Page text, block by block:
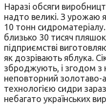
Наразі обсяги
надто великі. З урожаю
10 тонн
близько 30 тисяч
підприємстві
як дозрівають яблука.
зброджують, і згодом з
неповторний золотаво-
технологією сидри
небагато українських